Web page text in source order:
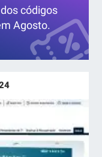
códigos
Agosto.